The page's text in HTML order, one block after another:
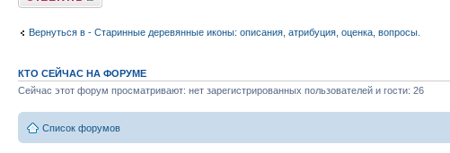
Вернуться в - Старинные деревянные иконы: описания, атрибуция, оценка, вопросы.
КТО СЕЙЧАС НА ФОРУМЕ
Сейчас этот форум просматривают: нет зарегистрированных пользователей и гости: 26
Список форумов